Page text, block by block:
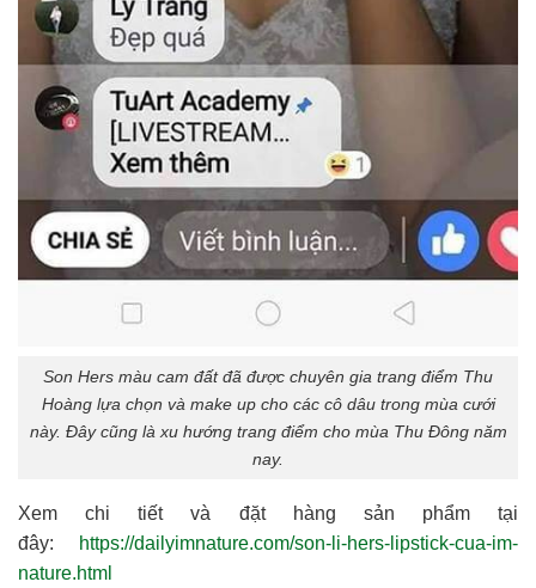
Son Hers màu cam đất đã được chuyên gia trang điểm Thu
Hoàng lựa chọn và make up cho các cô dâu trong mùa cưới
này. Đây cũng là xu hướng trang điểm cho mùa Thu Đông năm
nay.
Xem chi tiết và đặt hàng sản phẩm tại
đây:
https://dailyimnature.com/son-li-hers-lipstick-cua-im-
nature.html